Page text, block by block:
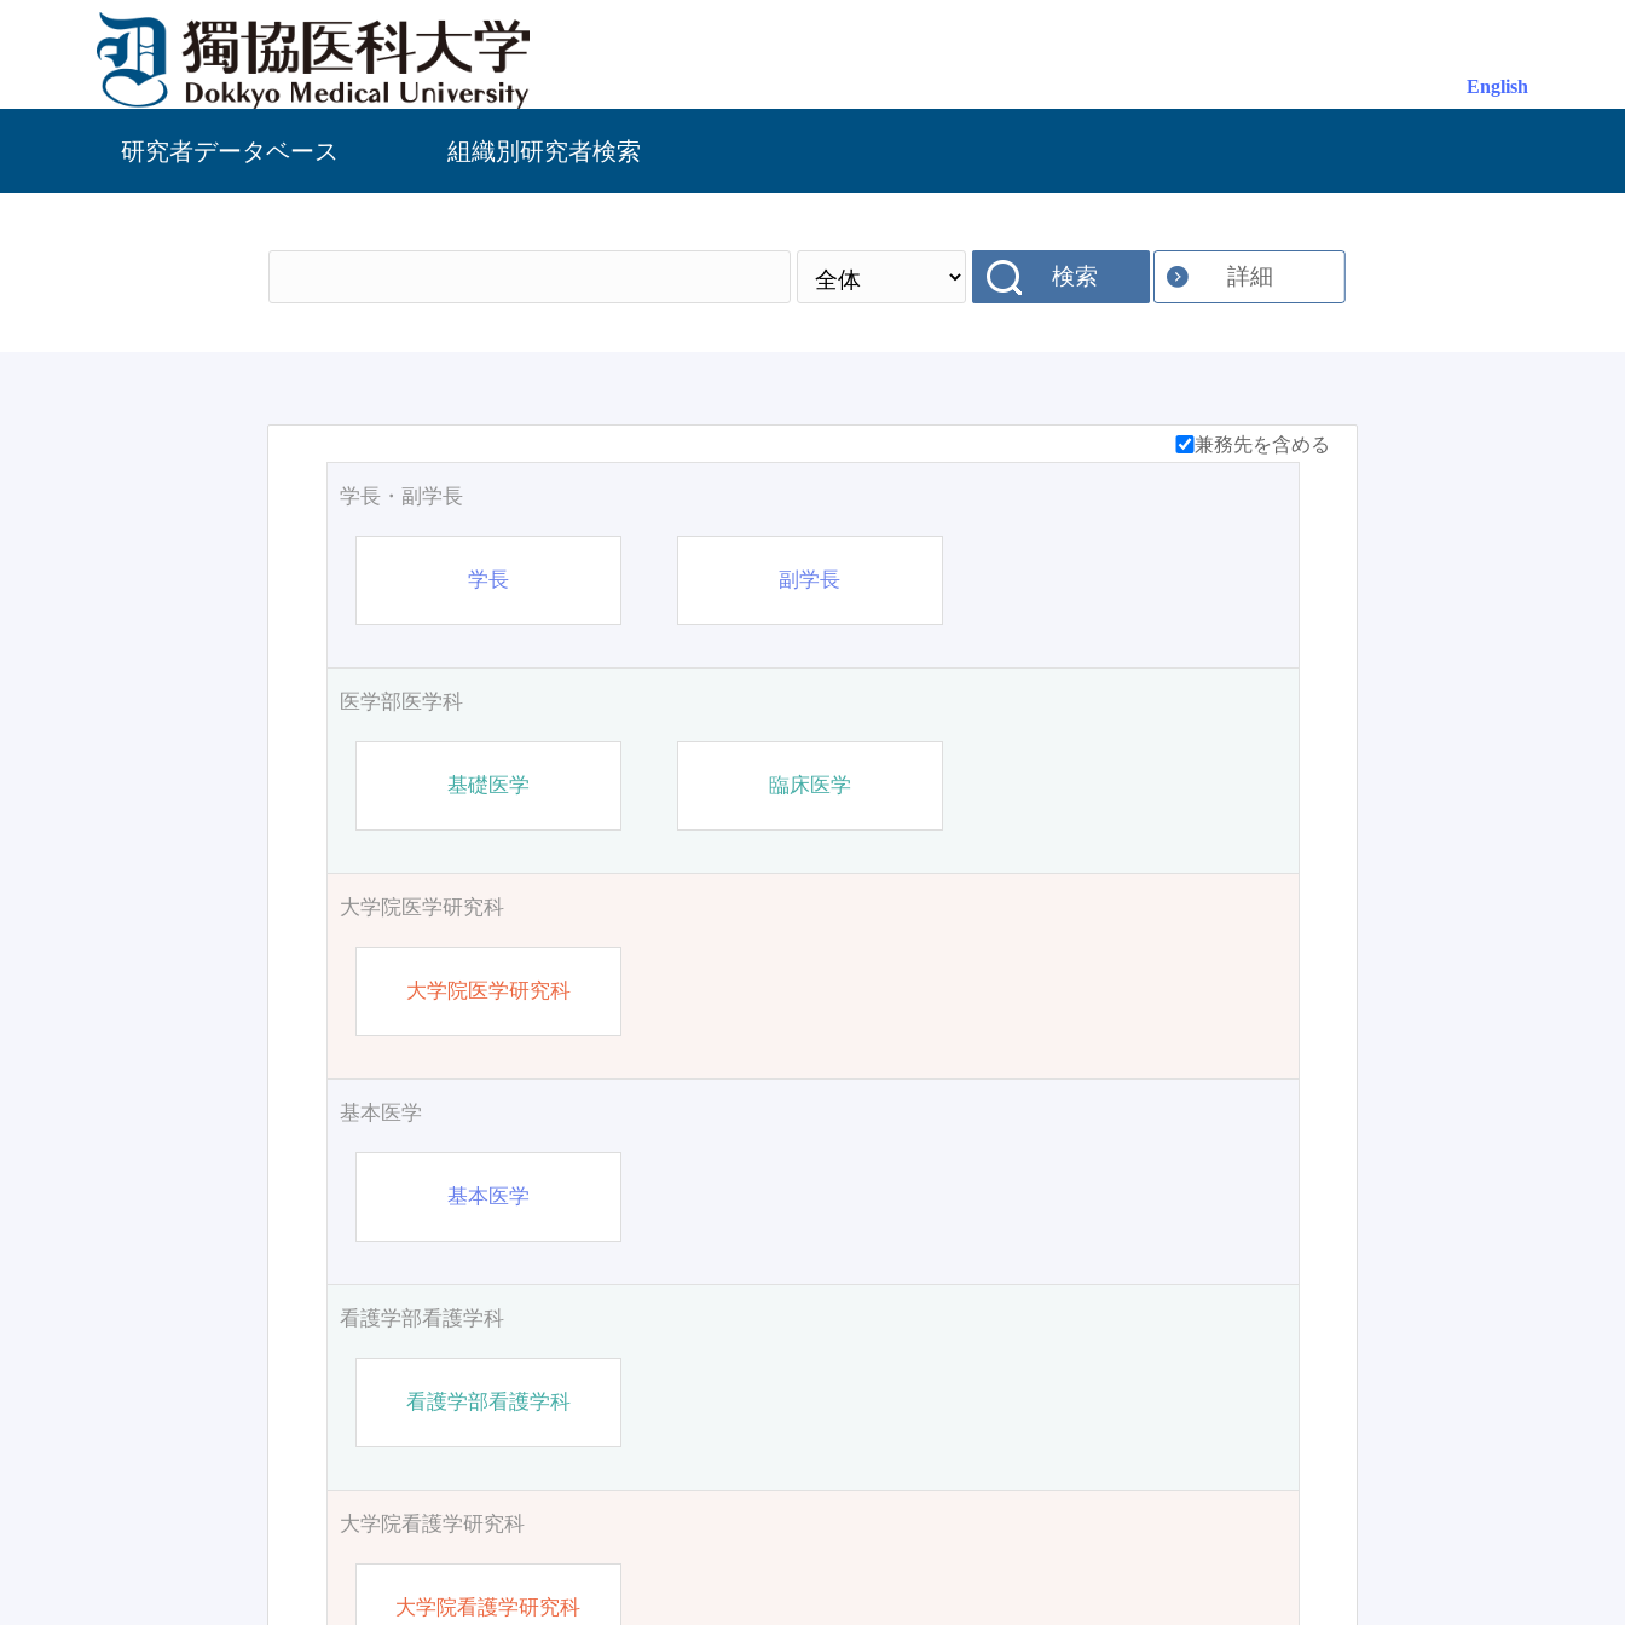
English
研究者データベース 組織別研究者検索
検索 詳細
兼務先を含める
学長・副学長
学長 副学長
医学部医学科
基礎医学 臨床医学
大学院医学研究科
大学院医学研究科
基本医学
基本医学
看護学部看護学科
看護学部看護学科
大学院看護学研究科
大学院看護学研究科